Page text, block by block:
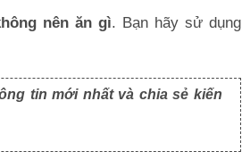
nên ăn gì. Bạn hãy sử dụng
tin mới nhất và chia sẻ kiến